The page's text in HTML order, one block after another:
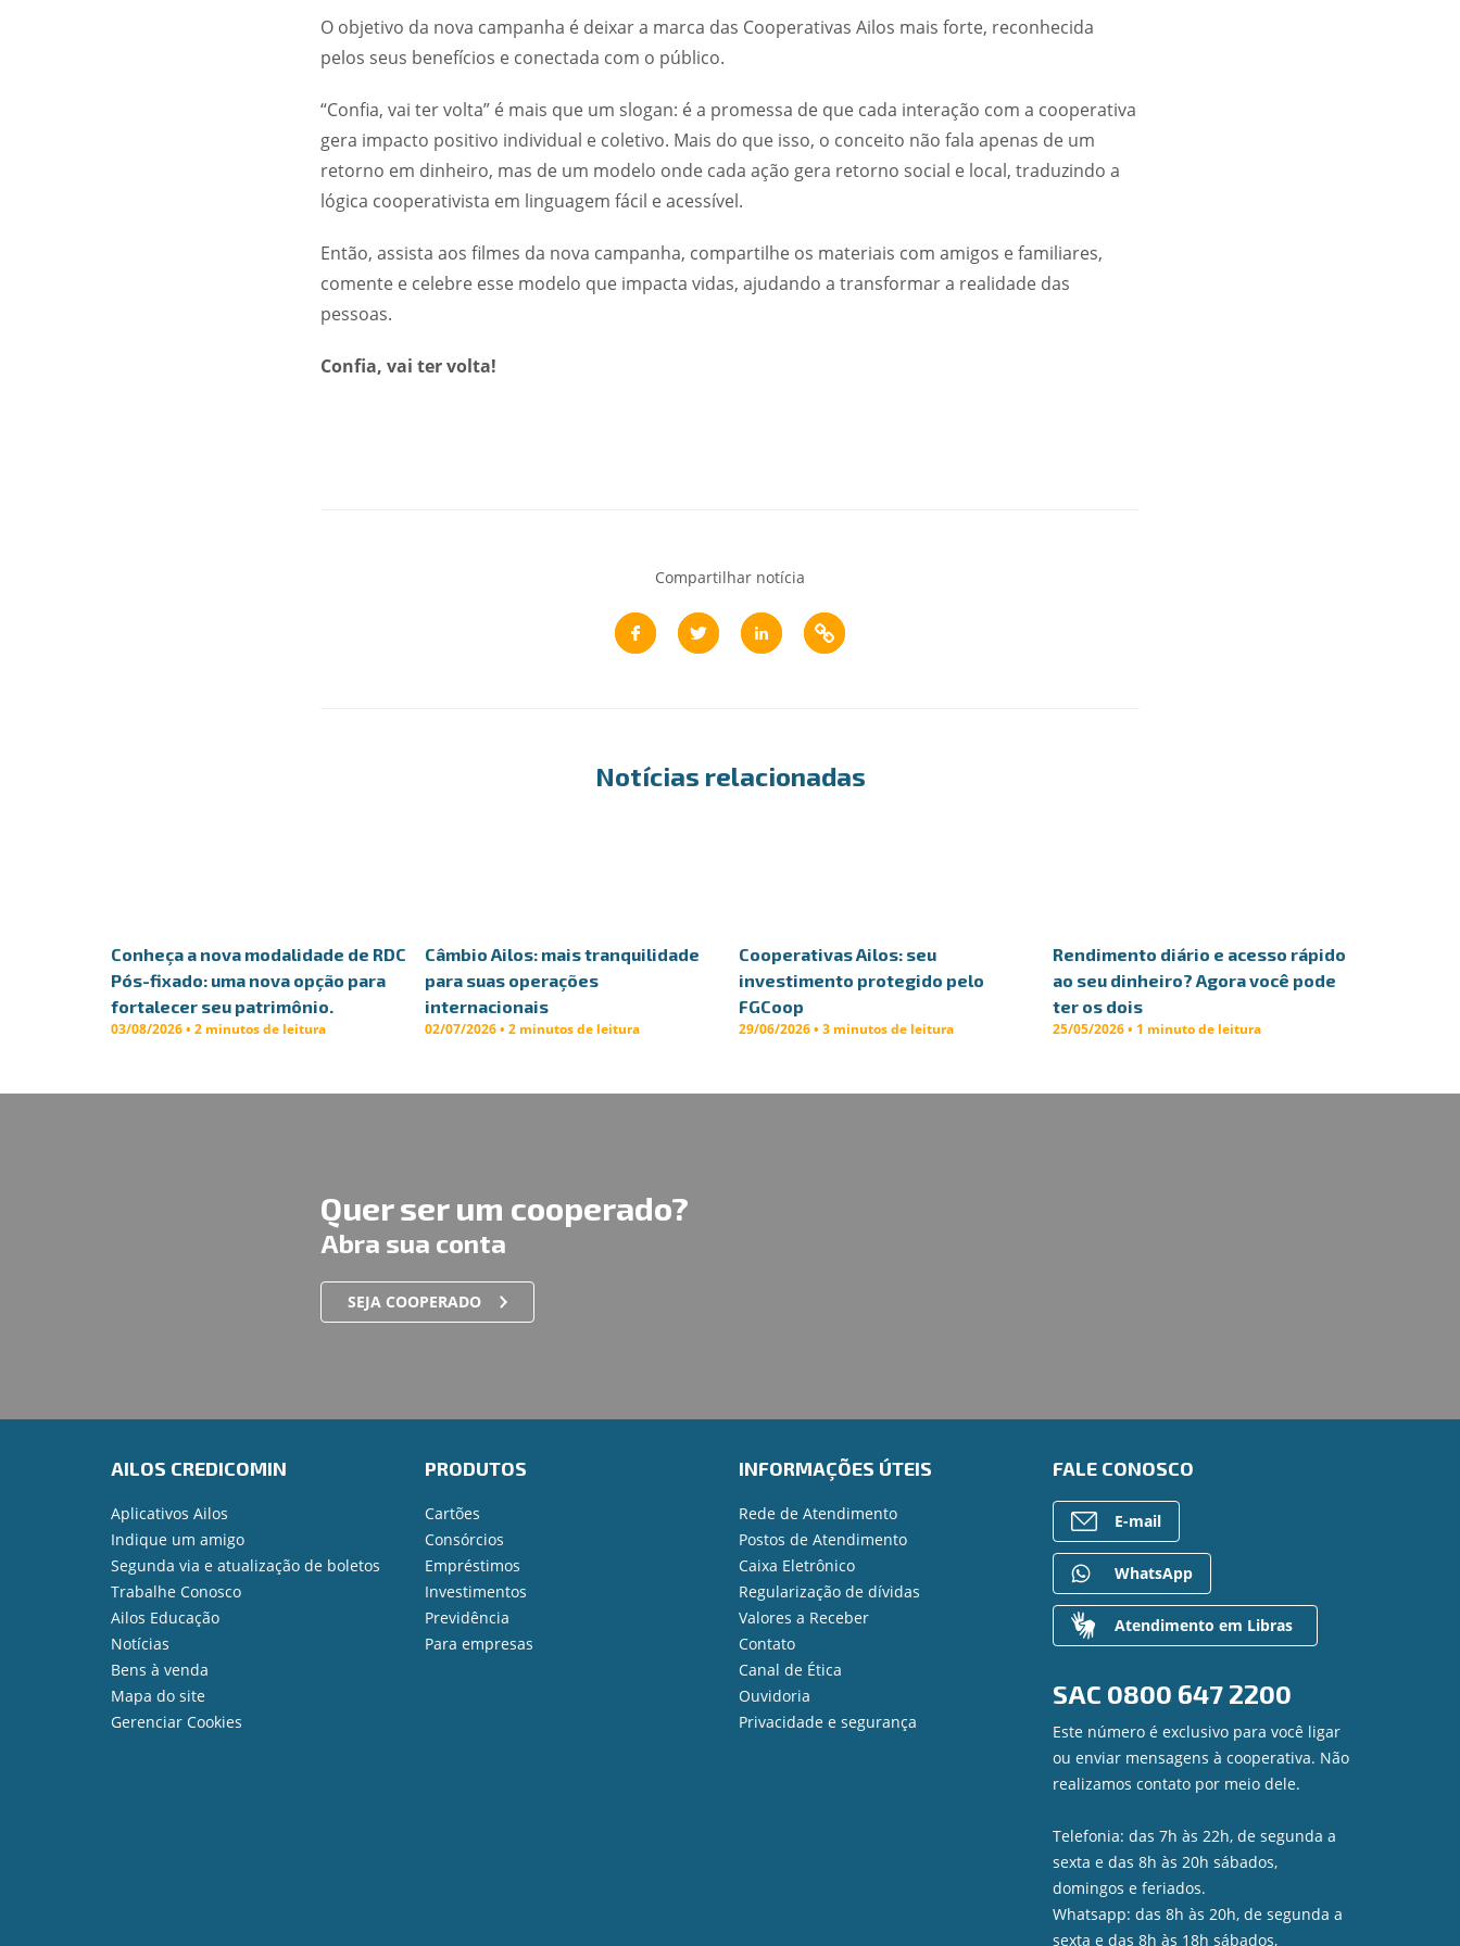
O objetivo da nova campanha é deixar a marca das Cooperativas Ailos mais forte, reconhecida
pelos seus benefícios e conectada com o público.
“Confia, vai ter volta” é mais que um slogan: é a promessa de que cada interação com a cooperativa
gera impacto positivo individual e coletivo. Mais do que isso, o conceito não fala apenas de um
retorno em dinheiro, mas de um modelo onde cada ação gera retorno social e local, traduzindo a
lógica cooperativista em linguagem fácil e acessível.
Então, assista aos filmes da nova campanha, compartilhe os materiais com amigos e familiares,
comente e celebre esse modelo que impacta vidas, ajudando a transformar a realidade das
pessoas.
Confia, vai ter volta!
Compartilhar notícia
Notícias relacionadas
Conheça a nova modalidade de RDC
Pós-fixado: uma nova opção para
fortalecer seu patrimônio.
03/08/2026 • 2 minutos de leitura
Câmbio Ailos: mais tranquilidade
para suas operações
internacionais
02/07/2026 • 2 minutos de leitura
Cooperativas Ailos: seu
investimento protegido pelo
FGCoop
29/06/2026 • 3 minutos de leitura
Rendimento diário e acesso rápido
ao seu dinheiro? Agora você pode
ter os dois
25/05/2026 • 1 minuto de leitura
Quer ser um cooperado?
Abra sua conta
SEJA COOPERADO
AILOS CREDICOMIN
Aplicativos Ailos
Indique um amigo
Segunda via e atualização de boletos
Trabalhe Conosco
Ailos Educação
Notícias
Bens à venda
Mapa do site
Gerenciar Cookies
PRODUTOS
Cartões
Consórcios
Empréstimos
Investimentos
Previdência
Para empresas
INFORMAÇÕES ÚTEIS
Rede de Atendimento
Postos de Atendimento
Caixa Eletrônico
Regularização de dívidas
Valores a Receber
Contato
Canal de Ética
Ouvidoria
Privacidade e segurança
FALE CONOSCO
E-mail
WhatsApp
Atendimento em Libras
SAC 0800 647 2200
Este número é exclusivo para você ligar
ou enviar mensagens à cooperativa. Não
realizamos contato por meio dele.
Telefonia: das 7h às 22h, de segunda a
sexta e das 8h às 20h sábados,
domingos e feriados.
Whatsapp: das 8h às 20h, de segunda a
sexta e das 8h às 18h sábados,